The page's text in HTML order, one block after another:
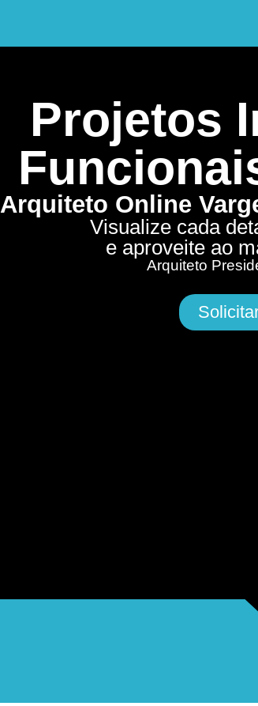
Projetos
Arquiteto Online
Visualize cada
e aproveite ao
Arquiteto